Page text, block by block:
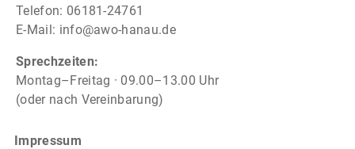
Telefon: 06181-24761
E-Mail: info@awo-hanau.de
Sprechzeiten:
Montag–Freitag · 09.00–13.00 Uhr
(oder nach Vereinbarung)
Impressum